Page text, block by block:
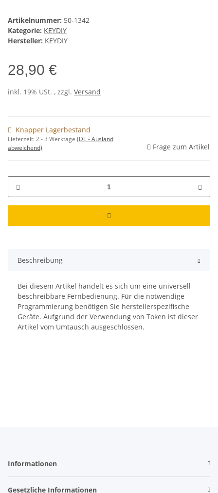
Artikelnummer: 50-1342
Kategorie: KEYDIY
Hersteller: KEYDIY
28,90 €
inkl. 19% USt. , zzgl. Versand
Knapper Lagerbestand
Lieferzeit:2 - 3 Werktage (DE - Ausland
abweichend)
Frage zum Artikel
Beschreibung
Bei diesem Artikel handelt es sich um eine universell
beschreibbare Fernbedienung. Für die notwendige
Programmierung benötigen Sie herstellerspezifische
Geräte. Aufgrund der Verwendung von Token ist dieser
Artikel vom Umtausch ausgeschlossen.
Informationen
Gesetzliche Informationen